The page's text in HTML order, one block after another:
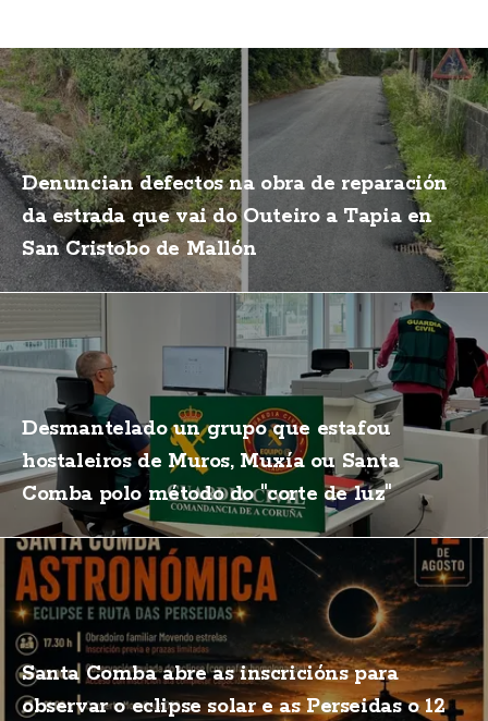
Denuncian defectos na obra de reparación
da estrada que vai do Outeiro a Tapia en
San Cristobo de Mallón
Desmantelado un grupo que estafou
hostaleiros de Muros, Muxía ou Santa
Comba polo método do "corte de luz"
Santa Comba abre as inscricións para
observar o eclipse solar e as Perseidas o 12